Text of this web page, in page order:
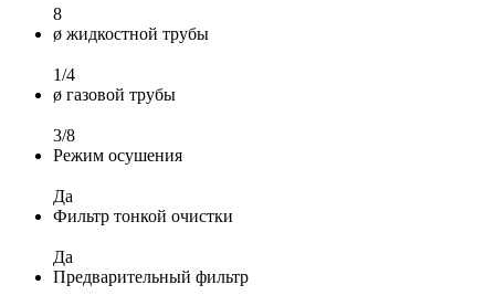
8
ø жидкостной трубы
1/4
ø газовой трубы
3/8
Режим осушения
Да
Фильтр тонкой очистки
Да
Предварительный фильтр